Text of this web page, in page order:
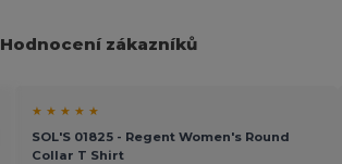
Hodnocení zákazníků
★ ★ ★ ★ ★
SOL'S 01825 - Regent Women's Round
Collar T Shirt